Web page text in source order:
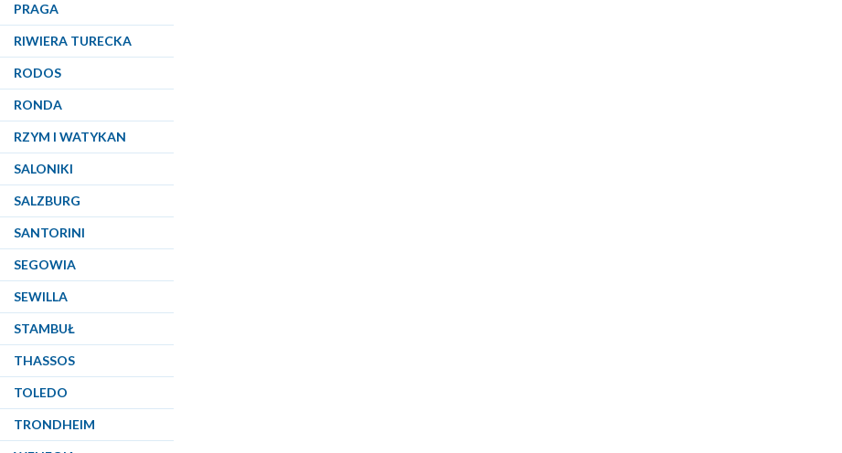
PRAGA
RIWIERA TURECKA
RODOS
RONDA
RZYM I WATYKAN
SALONIKI
SALZBURG
SANTORINI
SEGOWIA
SEWILLA
STAMBUŁ
THASSOS
TOLEDO
TRONDHEIM